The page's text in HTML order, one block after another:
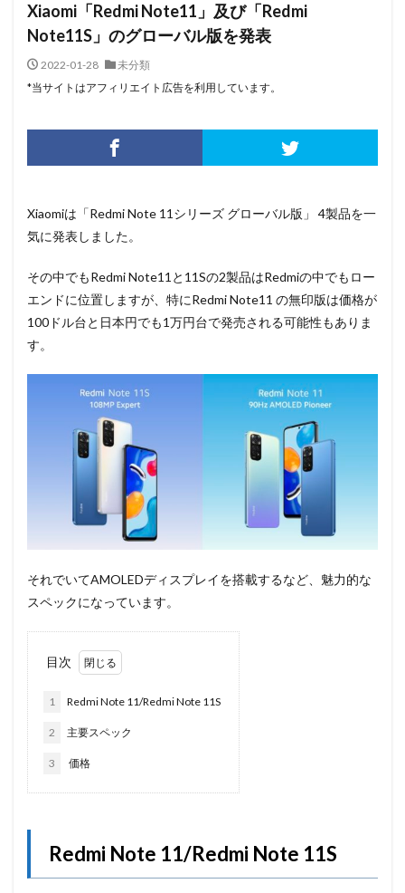
Xiaomi「Redmi Note11」及び「Redmi
Note11S」のグローバル版を発表
2022-01-28
未分類
*当サイトはアフィリエイト広告を利用しています。
Xiaomiは「Redmi Note 11シリーズ グローバル版」 4製品を一
気に発表しました。
その中でもRedmi Note11と11Sの2製品はRedmiの中でもロー
エンドに位置しますが、特にRedmi Note11 の無印版は価格が
100ドル台と日本円でも1万円台で発売される可能性もありま
す。
それでいてAMOLEDディスプレイを搭載するなど、魅力的な
スペックになっています。
目次
1 Redmi Note 11/Redmi Note 11S
2 主要スペック
3 価格
Redmi Note 11/Redmi Note 11S